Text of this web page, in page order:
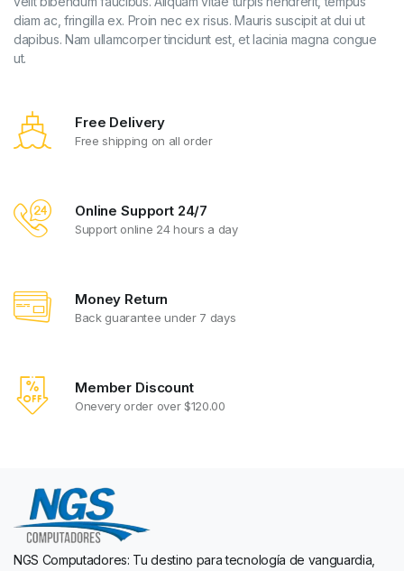
diam ac, fringilla ex. Proin nec ex risus. Mauris suscipit at dui ut
dapibus. Nam ullamcorper tincidunt est, et lacinia magna congue
ut.
Free Delivery
Free shipping on all order
Online Support 24/7
Support online 24 hours a day
Money Return
Back guarantee under 7 days
Member Discount
Onevery order over $120.00
NGS Computadores: Tu destino para tecnología de vanguardia,